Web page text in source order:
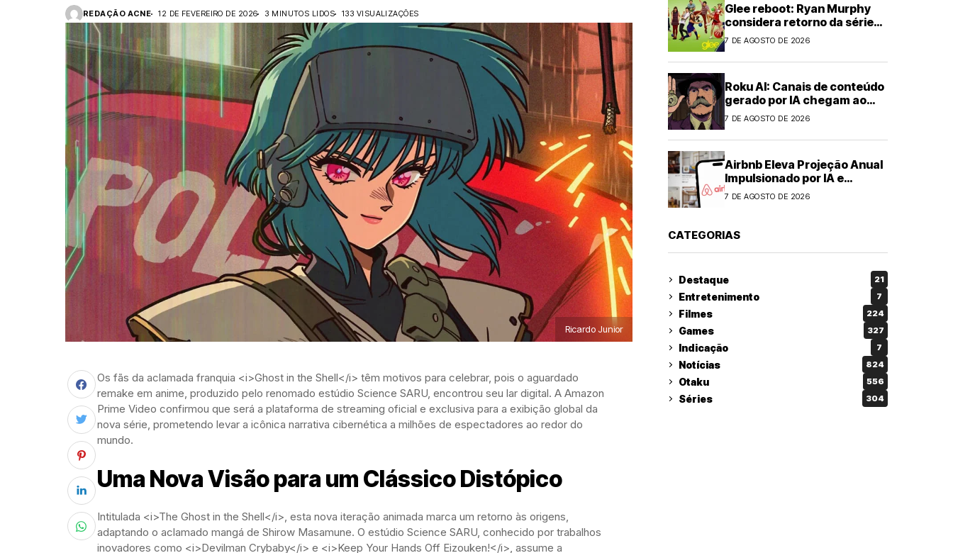
REDAÇÃO ACNE 12 DE FEVEREIRO DE 2026 3 MINUTOS LIDOS 133 VISUALIZAÇÕES
Ricardo Junior
Os fãs da aclamada franquia <i>Ghost in the Shell</i> têm motivos para celebrar, pois o aguardado
remake em anime, produzido pelo renomado estúdio Science SARU, encontrou seu lar digital. A Amazon
Prime Video confirmou que será a plataforma de streaming oficial e exclusiva para a exibição global da
nova série, prometendo levar a icônica narrativa cibernética a milhões de espectadores ao redor do
mundo.
Uma Nova Visão para um Clássico Distópico
Intitulada <i>The Ghost in the Shell</i>, esta nova iteração animada marca um retorno às origens,
adaptando o aclamado mangá de Shirow Masamune. O estúdio Science SARU, conhecido por trabalhos
inovadores como <i>Devilman Crybaby</i> e <i>Keep Your Hands Off Eizouken!</i>, assume a
Glee reboot: Ryan Murphy
considera retorno da série
musical
7 DE AGOSTO DE 2026
Roku AI: Canais de conteúdo
gerado por IA chegam ao
streaming
7 DE AGOSTO DE 2026
Airbnb Eleva Projeção Anual
Impulsionado por IA e
Demanda Forte
7 DE AGOSTO DE 2026
CATEGORIAS
Destaque 21
Entretenimento 7
Filmes 224
Games 327
Indicação 7
Notícias 824
Otaku 556
Séries 304